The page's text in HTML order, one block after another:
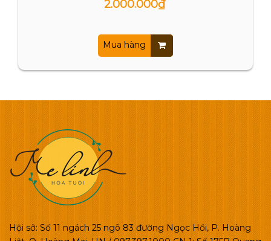
2.000.000₫
Mua hàng
Hội sở: Số 11 ngách 25 ngõ 83 đường Ngọc Hồi, P. Hoàng